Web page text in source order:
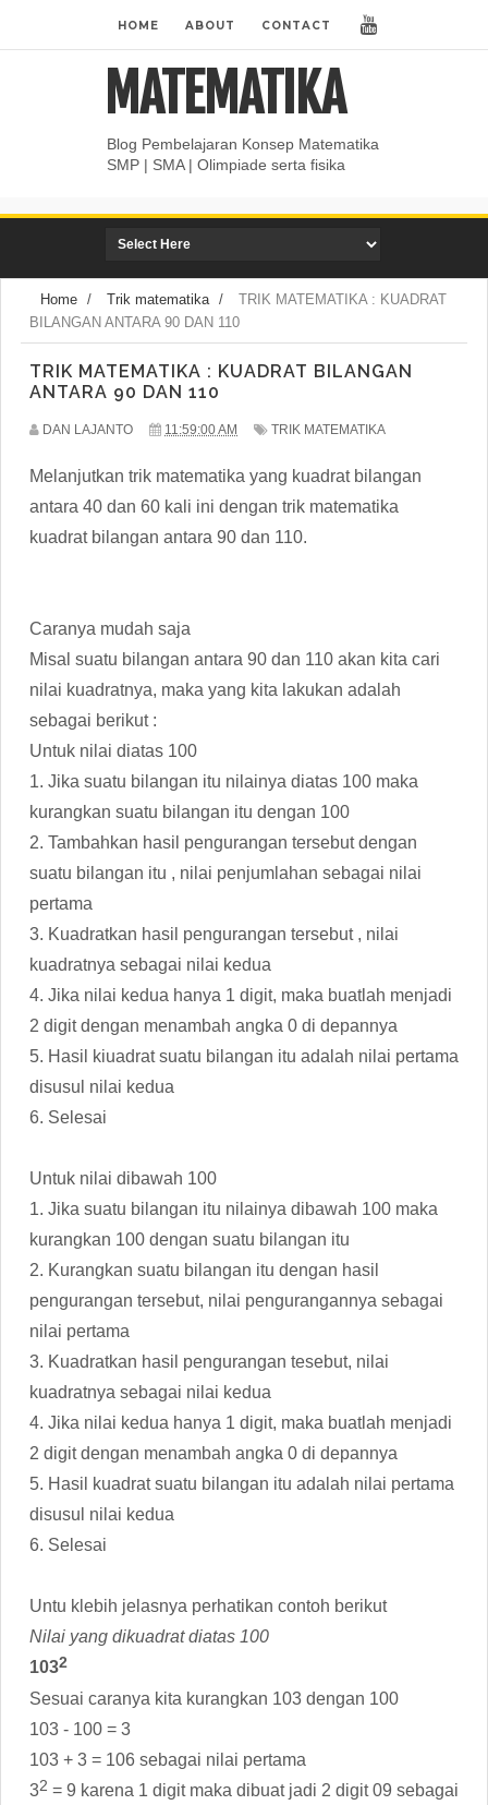
HOME ABOUT CONTACT
MATEMATIKA
Blog Pembelajaran Konsep Matematika
SMP | SMA | Olimpiade serta fisika
Home / Trik matematika /
TRIK MATEMATIKA : KUADRAT
BILANGAN ANTARA 90 DAN 110
TRIK MATEMATIKA : KUADRAT BILANGAN
ANTARA 90 DAN 110
DAN LAJANTO 11:59:00 AM TRIK MATEMATIKA
Melanjutkan trik matematika yang kuadrat bilangan
antara 40 dan 60 kali ini dengan trik matematika
kuadrat bilangan antara 90 dan 110.
Caranya mudah saja
Misal suatu bilangan antara 90 dan 110 akan kita cari
nilai kuadratnya, maka yang kita lakukan adalah
sebagai berikut :
Untuk nilai diatas 100
1. Jika suatu bilangan itu nilainya diatas 100 maka
kurangkan suatu bilangan itu dengan 100
2. Tambahkan hasil pengurangan tersebut dengan
suatu bilangan itu , nilai penjumlahan sebagai nilai
pertama
3. Kuadratkan hasil pengurangan tersebut , nilai
kuadratnya sebagai nilai kedua
4. Jika nilai kedua hanya 1 digit, maka buatlah menjadi
2 digit dengan menambah angka 0 di depannya
5. Hasil kiuadrat suatu bilangan itu adalah nilai pertama
disusul nilai kedua
6. Selesai
Untuk nilai dibawah 100
1. Jika suatu bilangan itu nilainya dibawah 100 maka
kurangkan 100 dengan suatu bilangan itu
2. Kurangkan suatu bilangan itu dengan hasil
pengurangan tersebut, nilai pengurangannya sebagai
nilai pertama
3. Kuadratkan hasil pengurangan tesebut, nilai
kuadratnya sebagai nilai kedua
4. Jika nilai kedua hanya 1 digit, maka buatlah menjadi
2 digit dengan menambah angka 0 di depannya
5. Hasil kuadrat suatu bilangan itu adalah nilai pertama
disusul nilai kedua
6. Selesai
Untu klebih jelasnya perhatikan contoh berikut
Nilai yang dikuadrat diatas 100
1032
Sesuai caranya kita kurangkan 103 dengan 100
103 - 100 = 3
103 + 3 = 106 sebagai nilai pertama
32 = 9 karena 1 digit maka dibuat jadi 2 digit 09 sebagai